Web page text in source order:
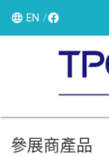
EN
參展商產品